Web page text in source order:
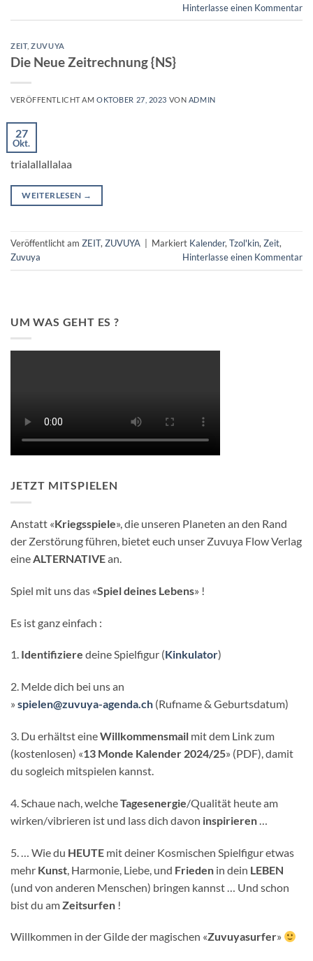
Hinterlasse einen Kommentar
ZEIT,ZUVUYA
Die Neue Zeitrechnung {NS}
VERÖFFENTLICHT AMOKTOBER 27, 2023 VON ADMIN
27
Okt.
trialallallalaa
WEITERLESEN →
Veröffentlicht am ZEIT,ZUVUYA Markiert Kalender,Tzol'kin,Zeit,
Zuvuya
Hinterlasse einen Kommentar
UM WAS GEHT ES ?
JETZT MITSPIELEN
Anstatt «Kriegsspiele», die unseren Planeten an den Rand
der Zerstörung führen, bietet euch unser Zuvuya Flow Verlag
eineALTERNATIVEan.
Spiel mit uns das «Spiel deines Lebens» !
Es ist ganz einfach :
1. Identifiziere deine Spielfigur (Kinkulator)
2. Melde dich bei uns an
» spielen@zuvuya-agenda.ch (Rufname & Geburtsdatum)
3. Du erhältst eineWillkommensmail mit dem Link zum
(kostenlosen) «13 Monde Kalender 2024/25» (PDF), damit
du sogleich mitspielen kannst.
4. Schaue nach, welcheTagesenergie/Qualität heute am
wirken/vibrieren ist und lass dich davon inspirieren
5. … Wie du HEUTE mit deiner Kosmischen Spielfigur etwas
mehr Kunst , Harmonie, Liebe, und Frieden in dein LEBEN
(und von anderen Menschen) bringen kannst … Und schon
bist du am Zeitsurfen !
Willkommen in der Gilde der magischen «Zuvuyasurfer»